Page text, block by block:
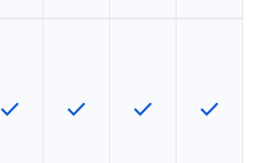
Questa funzionalità è disponibile
check Questa funzionalità è
check Questa
check Questa
check